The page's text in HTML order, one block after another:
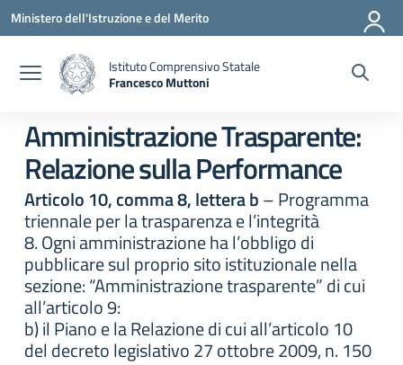
Vai ai contenuti
Vai al menu di navigazione
Vai al footer
Ministero dell'Istruzione e del Merito
Istituto Comprensivo Statale
Francesco Muttoni
Amministrazione Trasparente:
Relazione sulla Performance
Articolo 10, comma 8, lettera b– Programma
triennale per la trasparenza e l’integrità
8. Ogni amministrazione ha l’obbligo di
pubblicare sul proprio sito istituzionale nella
sezione: “Amministrazione trasparente” di cui
all’articolo 9:
b) il Piano e la Relazione di cui all’articolo 10
del decreto legislativo 27 ottobre 2009, n. 150